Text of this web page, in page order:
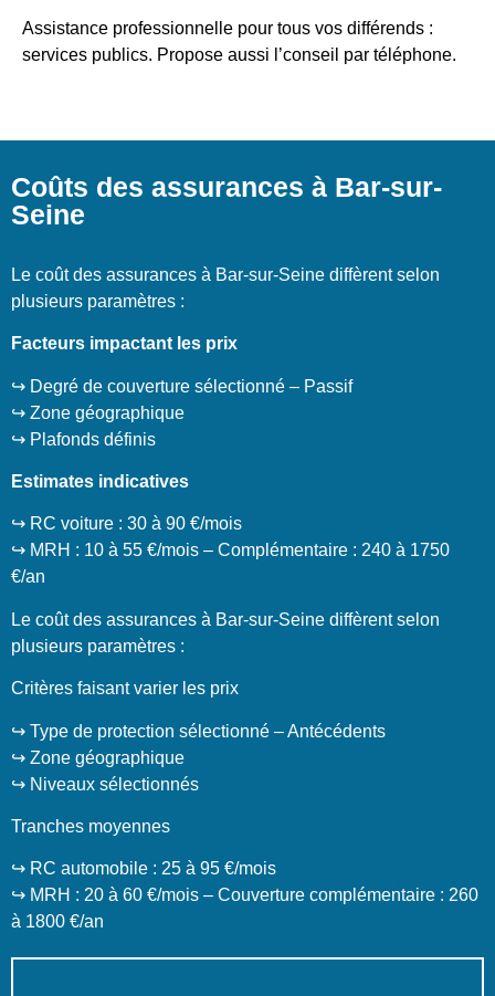
Assistance professionnelle pour tous vos différends :
services publics. Propose aussi l’conseil par téléphone.
Coûts des assurances à Bar-sur-
Seine
Le coût des assurances à Bar-sur-Seine diffèrent selon
plusieurs paramètres :
Facteurs impactant les prix
↪️ Degré de couverture sélectionné – Passif
↪️ Zone géographique
↪️ Plafonds définis
Estimates indicatives
↪️ RC voiture : 30 à 90 €/mois
↪️ MRH : 10 à 55 €/mois – Complémentaire : 240 à 1750
€/an
Le coût des assurances à Bar-sur-Seine diffèrent selon
plusieurs paramètres :
Critères faisant varier les prix
↪️ Type de protection sélectionné – Antécédents
↪️ Zone géographique
↪️ Niveaux sélectionnés
Tranches moyennes
↪️ RC automobile : 25 à 95 €/mois
↪️ MRH : 20 à 60 €/mois – Couverture complémentaire : 260
à 1800 €/an